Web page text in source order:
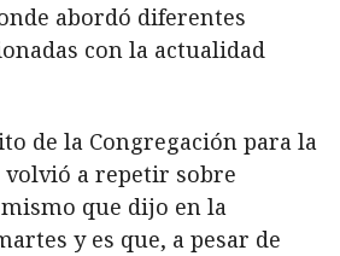
abordó diferentes
con la actualidad
de la Congregación para la
volvió a repetir sobre
que dijo en la
y es que, a pesar de